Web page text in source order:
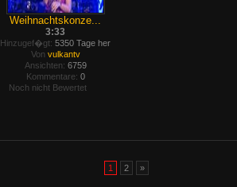
Weihnachtskonze...
3:33
Hinzugef�gt: 5350 Tage her
Von vulkantv
Ansichten: 6759
Kommentare: 0
Noch nicht Bewertet
1 2 »